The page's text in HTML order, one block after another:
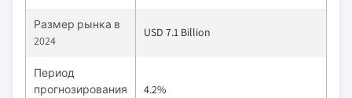
Размер рынка в
2024
USD 7.1 Billion
Период
прогнозирования
4.2%